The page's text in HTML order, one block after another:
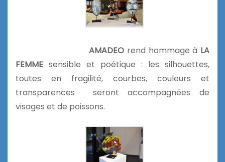
AMADEO rend hommage à LA
FEMME sensible et poétique : les silhouettes,
toutes en fragilité, courbes, couleurs et
transparences seront accompagnées de
visages et de poissons.